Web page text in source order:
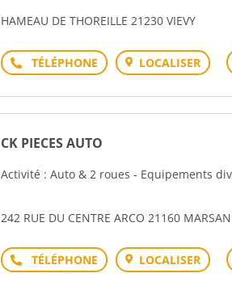
HAMEAU DE THOREILLE 21230 VIEVY
Téléphone LOCALISER
CK PIECES AUTO
Activité : Auto & 2 roues - Equipements
242 RUE DU CENTRE ARCO 21160
Téléphone LOCALISER